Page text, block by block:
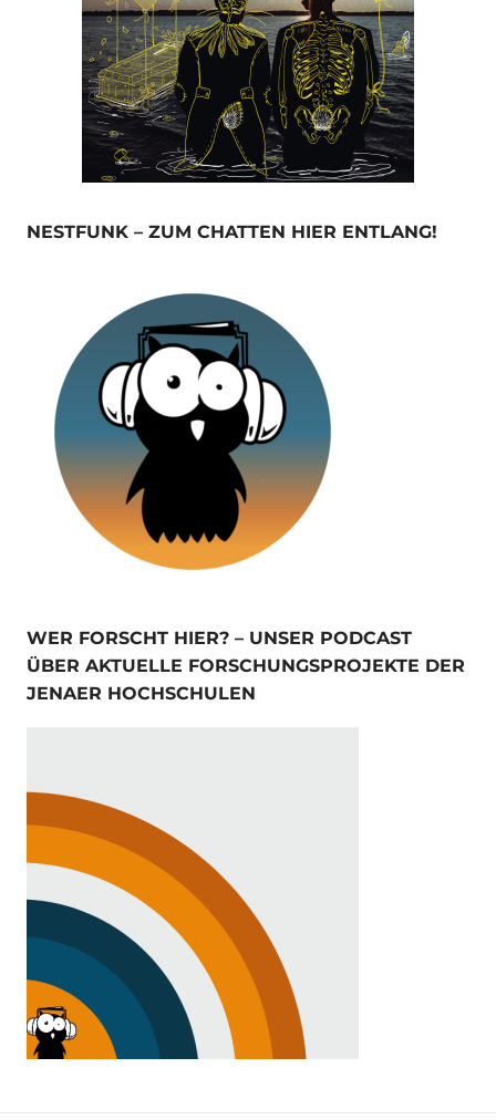
NESTFUNK – ZUM CHATTEN HIER ENTLANG!
WER FORSCHT HIER? – UNSER PODCAST
ÜBER AKTUELLE FORSCHUNGSPROJEKTE DER
JENAER HOCHSCHULEN